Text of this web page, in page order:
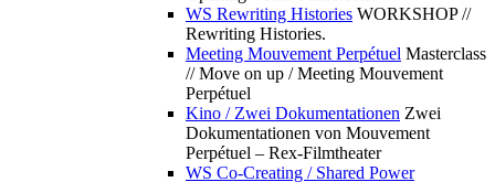
WS Rewriting Histories WORKSHOP //
Rewriting Histories.
Meeting Mouvement Perpétuel Masterclass
// Move on up / Meeting Mouvement
Perpétuel
Kino / Zwei Dokumentationen Zwei
Dokumentationen von Mouvement
Perpétuel – Rex-Filmtheater
WS Co-Creating / Shared Power